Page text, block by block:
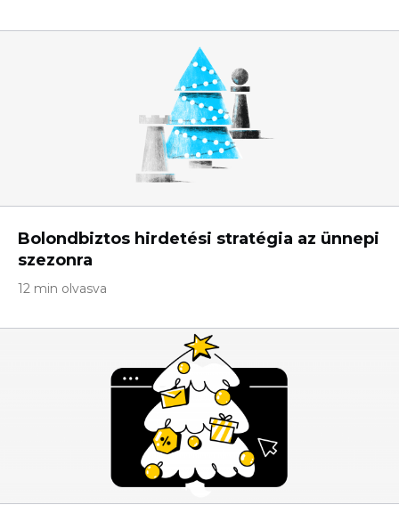
Bolondbiztos hirdetési stratégia az ünnepi
szezonra
12 min olvasva